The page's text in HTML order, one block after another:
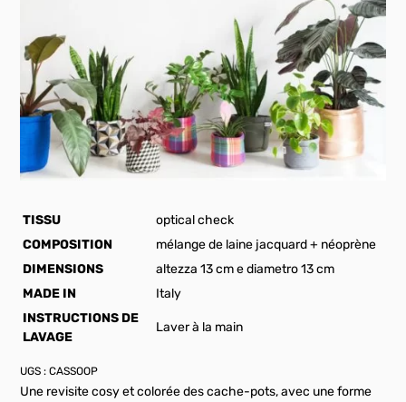
TISSU
optical check
COMPOSITION
mélange de laine jacquard + néoprène
DIMENSIONS
altezza 13 cm e diametro 13 cm
MADE IN
Italy
INSTRUCTIONS DE
LAVAGE
Laver à la main
UGS :CASSOOP
Une revisite cosy et colorée des cache-pots, avec une forme